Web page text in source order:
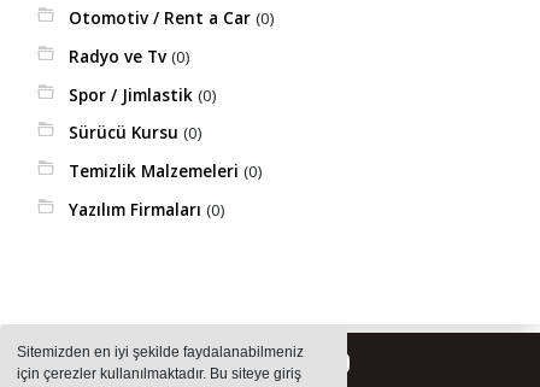
Sitemizden en iyi şekilde faydalanabilmeniz
için çerezler kullanılmaktadır. Bu siteye giriş
Otomotiv / Rent a Car(0)
Radyo ve Tv(0)
Spor / Jimlastik(0)
Sürücü Kursu(0)
Temizlik Malzemeleri(0)
Yazılım Firmaları(0)